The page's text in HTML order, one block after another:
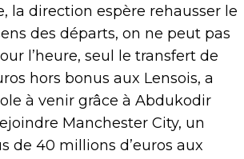
la direction espère rehausser le
des départs, on ne peut pas
l’heure, seul le transfert de
hors bonus aux Lensois, a
à venir grâce à Abdukodir
Manchester City, un
de 40 millions d’euros aux